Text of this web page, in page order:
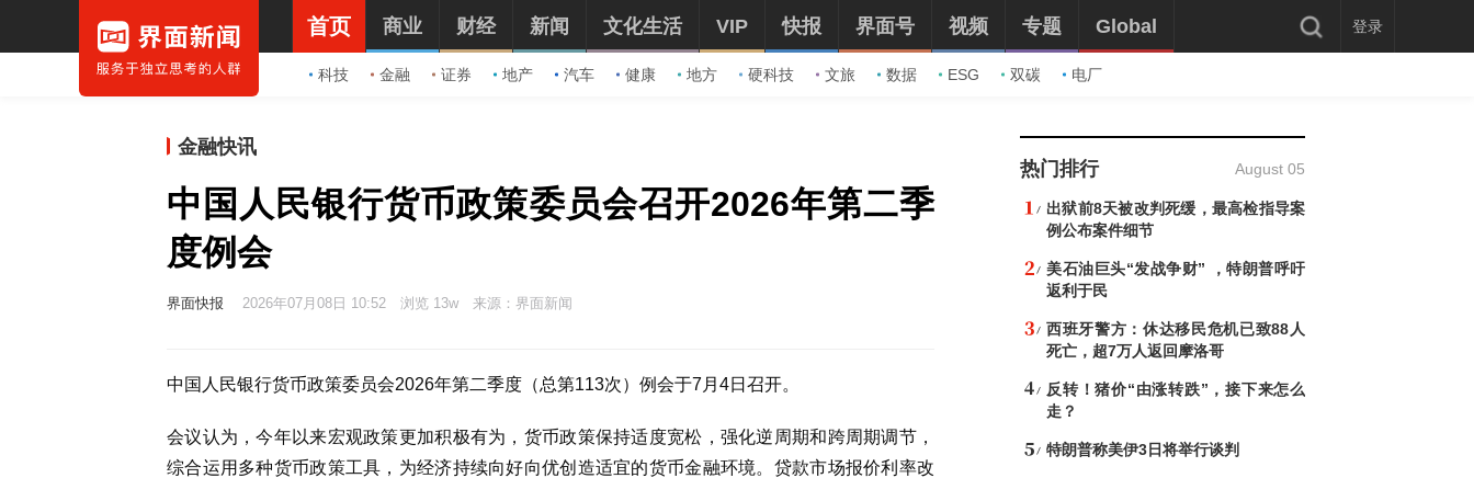
首页
科技 金融 证券 地产 汽车 健康 地方 硬科技 文旅 数据 ESG 双碳 电厂
商业 财经 新闻 文化生活 VIP 快报 界面号 视频 专题 Global 登录
金融快讯
中国人民银行货币政策委员会召开2026年第二季
度例会
界面快报 2026年07月08日 10:52 浏览 13w 来源：界面新闻
中国人民银行货币政策委员会2026年第二季度（总第113次）例会于7月4日召开。
会议认为，今年以来宏观政策更加积极有为，货币政策保持适度宽松，强化逆周期和跨周期调节，
综合运用多种货币政策工具，为经济持续向好向优创造适宜的货币金融环境。贷款市场报价利率改
热门排行 August 05
出狱前8天被改判死缓，最高检指导案
例公布案件细节
美石油巨头“发战争财” ，特朗普呼吁
返利于民
西班牙警方：休达移民危机已致88人
死亡，超7万人返回摩洛哥
反转！猪价“由涨转跌”，接下来怎么
走？
特朗普称美伊3日将举行谈判